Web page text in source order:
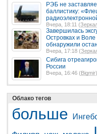
РЭБ не
баллистику:
Вчера, 18:11 (
Завершилась
Островках и
обнаружили
Вчера, 17:18 (
Сибига
России
Вчера, 16:46 (Bigmir)
Облако тегов
больше